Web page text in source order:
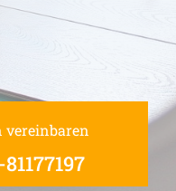
vereinbaren